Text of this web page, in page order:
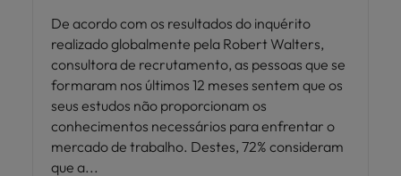
De acordo com os resultados do inquérito
realizado globalmente pela Robert Walters,
consultora de recrutamento, as pessoas que se
formaram nos últimos 12 meses sentem que os
seus estudos não proporcionam os
conhecimentos necessários para enfrentar o
mercado de trabalho. Destes, 72% consideram
que a